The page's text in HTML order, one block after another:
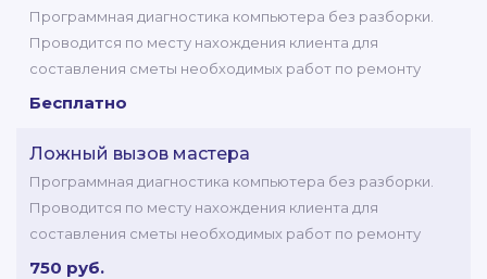
Программная диагностика компьютера без разборки.
Проводится по месту нахождения клиента для
составления сметы необходимых работ по ремонту
Бесплатно
Ложный вызов мастера
Программная диагностика компьютера без разборки.
Проводится по месту нахождения клиента для
составления сметы необходимых работ по ремонту
750 руб.